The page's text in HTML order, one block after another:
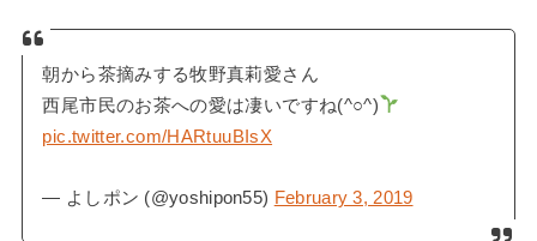
朝から茶摘みする牧野真莉愛さん
西尾市民のお茶への愛は凄いですね(^○^)
pic.twitter.com/HARtuuBIsX
— よしポン (@yoshipon55) February 3, 2019